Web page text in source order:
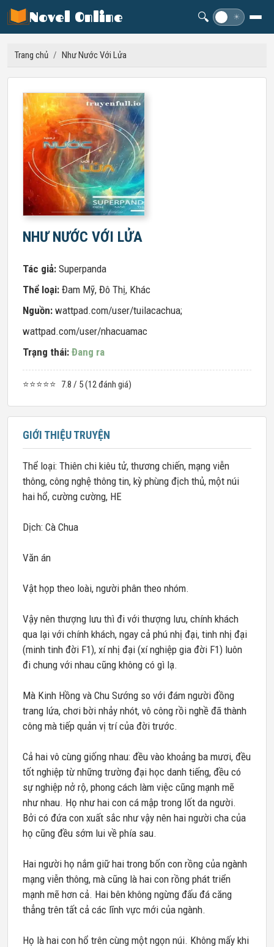
Novel Online 🔍 ☀
Trang chủ / Như Nước Với Lửa
NHƯ NƯỚC VỚI LỬA
Tác giả: Superpanda
Thể loại: Đam Mỹ, Đô Thị, Khác
Nguồn: wattpad.com/user/tuilacachua;
wattpad.com/user/nhacuamac
Trạng thái: Đang ra
⭐⭐⭐⭐⭐ 7.8 / 5 (12 đánh giá)
GIỚI THIỆU TRUYỆN
Thể loại: Thiên chi kiêu tử, thương chiến, mạng viễn
thông, công nghệ thông tin, kỳ phùng địch thủ, một núi
hai hổ, cường cường, HE
Dịch: Cà Chua
Văn án
Vật họp theo loài, người phân theo nhóm.
Vậy nên thượng lưu thì đi với thượng lưu, chính khách
qua lại với chính khách, ngay cả phú nhị đại, tinh nhị đại
(minh tinh đời F1), xí nhị đại (xí nghiệp gia đời F1) luôn
đi chung với nhau cũng không có gì lạ.
Mà Kinh Hồng và Chu Sướng so với đám người đồng
trang lứa, chơi bời nhảy nhót, vô công rồi nghề đã thành
công mà tiếp quản vị trí của đời trước.
Cả hai vô cùng giống nhau: đều vào khoảng ba mươi, đều
tốt nghiệp từ những trường đại học danh tiếng, đều có
sự nghiệp nở rộ, phong cách làm việc cũng mạnh mẽ
như nhau. Họ như hai con cá mập trong lốt da người.
Bởi có đứa con xuất sắc như vậy nên hai người cha của
họ cũng đều sớm lui về phía sau.
Hai người họ nắm giữ hai trong bốn con rồng của ngành
mạng viễn thông, mà cũng là hai con rồng phát triển
mạnh mẽ hơn cả. Hai bên không ngừng đấu đá căng
thẳng trên tất cả các lĩnh vực mới của ngành.
Họ là hai con hổ trên cùng một ngọn núi. Không mấy khi